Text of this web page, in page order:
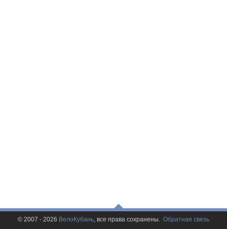
© 2007 - 2026 ВелоКубань, все права сохранены. Обратная связь